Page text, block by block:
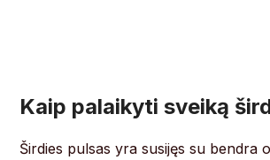
Kaip palaikyti sveiką
Širdies pulsas yra susijęs su bendra